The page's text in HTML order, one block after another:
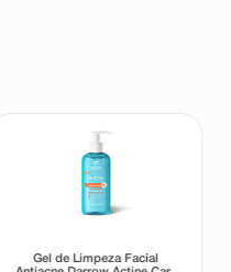
Gel de Limpeza Facial